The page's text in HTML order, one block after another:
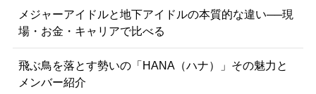
メジャーアイドルと地下アイドルの本質的な違い──現
場・お金・キャリアで比べる
飛ぶ鳥を落とす勢いの「HANA（ハナ）」その魅力と
メンバー紹介